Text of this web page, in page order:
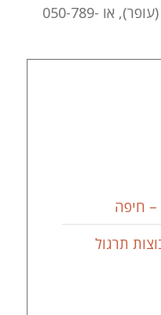
053-431-9816 (עופר), או 050-789-
– חיפה
תרגול